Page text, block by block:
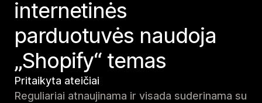
internetinės
parduotuvės naudoja
„Shopify“ temas
Pritaikyta ateičiai
Reguliariai atnaujinama ir visada suderinama su